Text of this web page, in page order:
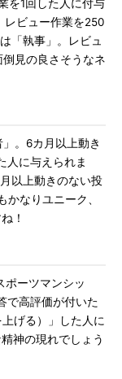
を1回した人に付与
レビュー作業を250
「執事」。レビュ
見の良さそうなネ
。6カ月以上動き
人に与えられま
以上動きのない投
なりユニーク、
！
ーツマンシッ
で高評価が付いた
げる）」した人に
神の現れでしょう